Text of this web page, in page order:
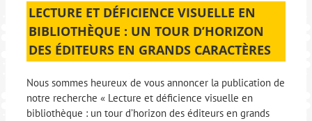
LECTURE ET DÉFICIENCE VISUELLE EN
BIBLIOTHÈQUE : UN TOUR D’HORIZON
DES ÉDITEURS EN GRANDS CARACTÈRES
Nous sommes heureux de vous annoncer la publication de
notre recherche « Lecture et déficience visuelle en
bibliothèque : un tour d’horizon des éditeurs en grands